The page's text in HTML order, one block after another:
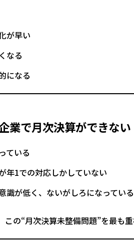
が早い
なる
になる
業で月次決算ができな
ている
年1での対応しかしていない
識が低く、ないがしろになっている
の“月次決算未整備問題”を最も重